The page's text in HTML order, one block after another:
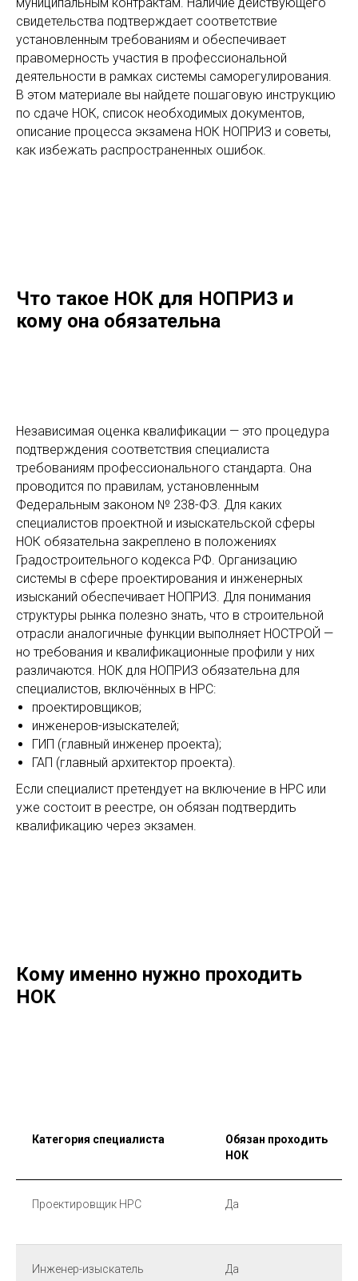
свидетельства подтверждает соответствие
установленным требованиям и обеспечивает
правомерность участия в профессиональной
деятельности в рамках системы саморегулирования.
В этом материале вы найдете пошаговую инструкцию
по сдаче НОК, список необходимых документов,
описание процесса экзамена НОК НОПРИЗ и советы,
как избежать распространенных ошибок.
Что такое НОК для НОПРИЗ и
кому она обязательна
Независимая оценка квалификации — это процедура
подтверждения соответствия специалиста
требованиям профессионального стандарта. Она
проводится по правилам, установленным
Федеральным законом № 238-ФЗ. Для каких
специалистов проектной и изыскательской сферы
НОК обязательна закреплено в положениях
Градостроительного кодекса РФ. Организацию
системы в сфере проектирования и инженерных
изысканий обеспечивает НОПРИЗ. Для понимания
структуры рынка полезно знать, что в строительной
отрасли аналогичные функции выполняет НОСТРОЙ —
но требования и квалификационные профили у них
различаются. НОК для НОПРИЗ обязательна для
специалистов, включённых в НРС:
проектировщиков;
инженеров-изыскателей;
ГИП (главный инженер проекта);
ГАП (главный архитектор проекта).
Если специалист претендует на включение в НРС или
уже состоит в реестре, он обязан подтвердить
квалификацию через экзамен.
Кому именно нужно проходить
НОК
Категория специалиста
Обязан проходить
НОК
Проектировщик НРС Да
Инженер-изыскатель Да